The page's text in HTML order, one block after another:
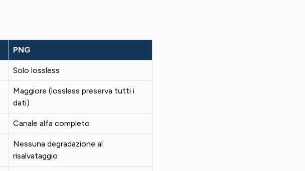
PNG
Solo lossless
Maggiore (lossless preserva tutti i
dati)
Canale alfa completo
Nessuna degradazione al
risalvataggio